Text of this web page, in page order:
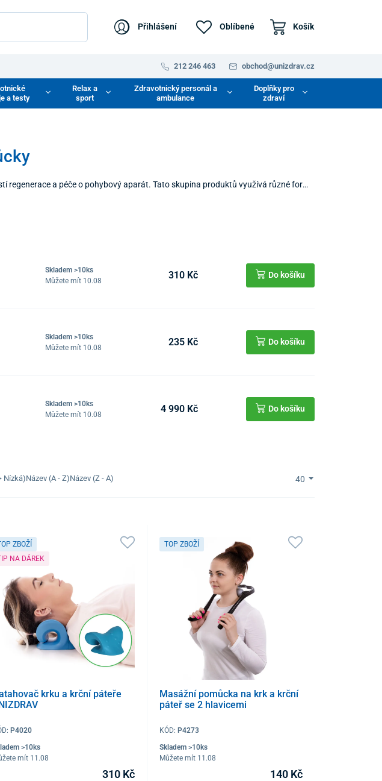
Přihlášení Oblíbené Košík
212 246 463 obchod@unizdrav.cz
a testy
Relax a
sport
Zdravotnický personál a
ambulance
Doplňky pro
zdraví
regenerace a péče o pohybový aparát. Tato skupina produktů využívá různé formy
napětí, zlepšení průtoku krve a urychlení hojivých procesů ve tkáních. Správně
Skladem >10ks
Můžete mít 10.08
310 Kč Do košíku
Skladem >10ks
Můžete mít 10.08
235 Kč Do košíku
Skladem >10ks
Můžete mít 10.08
4 990 Kč Do košíku
Nízká)Název (A - Z)Název (Z - A) 40
ZBOŽÍ
NA DÁREK
krku a krční páteře
P4020
>10ks
mít 11.08
310 Kč
TOP ZBOŽÍ
Masážní pomůcka na krk a krční
páteř se 2 hlavicemi
KÓD:P4273
Skladem >10ks
Můžete mít 11.08
140 Kč